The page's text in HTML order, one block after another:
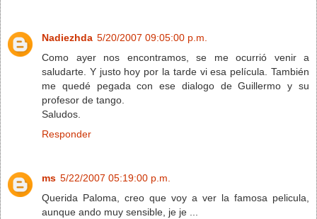
Nadiezhda 5/20/2007 09:05:00 p.m.
Como ayer nos encontramos, se me ocurrió venir a
saludarte. Y justo hoy por la tarde vi esa película. También
me quedé pegada con ese dialogo de Guillermo y su
profesor de tango.
Saludos.
Responder
ms 5/22/2007 05:19:00 p.m.
Querida Paloma, creo que voy a ver la famosa pelicula,
aunque ando muy sensible, je je ...